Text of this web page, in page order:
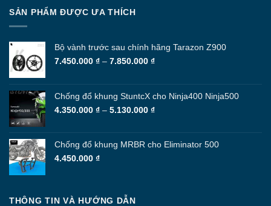
SẢN PHẨM ĐƯỢC ƯA THÍCH
Bộ vành trước sau chính hãng Tarazon Z900
7.450.000 ₫ – 7.850.000 ₫Khoảng
7.450.000 ₫
đến
Chống đổ khung StuntcX cho Ninja400 Ninja500
4.350.000 ₫ – 5.130.000 ₫Khoảng
4.350.000 ₫
Chống đổ khung MRBR cho Eliminator 500
4.450.000 ₫
THÔNG TIN VÀ HƯỚNG DẪN